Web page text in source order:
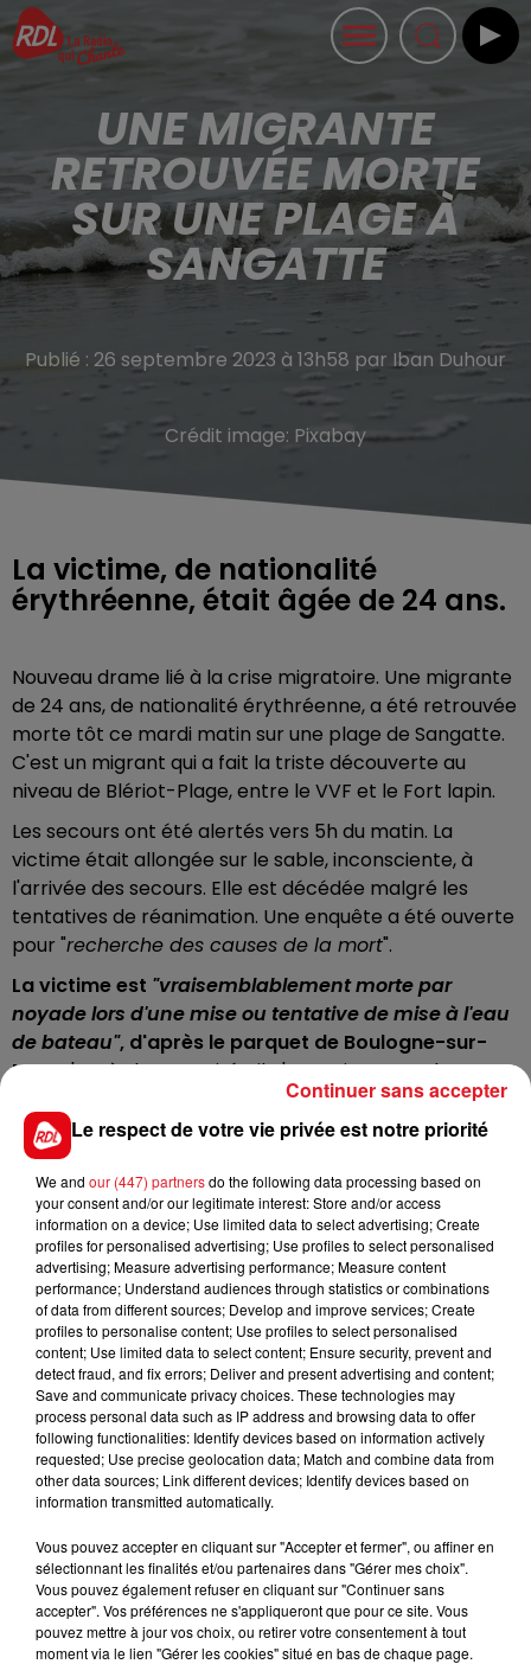
UNE MIGRANTE
RETROUVÉE MORTE
SUR UNE PLAGE À
SANGATTE
Publié : 26 septembre 2023 à 13h58 par Iban Duhour
Crédit image: Pixabay
La victime, de nationalité
érythréenne, était âgée de 24 ans.
Nouveau drame lié à la crise migratoire. Une migrante
de 24 ans, de nationalité érythréenne, a été retrouvée
morte tôt ce mardi matin sur une plage de Sangatte.
C'est un migrant qui a fait la triste découverte au
niveau de Blériot-Plage, entre le VVF et le Fort lapin.
Les secours ont été alertés vers 5h du matin. La
victime était allongée sur le sable, inconsciente, à
l'arrivée des secours. Elle est décédée malgré les
tentatives de réanimation. Une enquête a été ouverte
pour "recherche des causes de la mort".
La victime est "vraisemblablement morte par
noyade lors d'une mise ou tentative de mise à l'eau
de bateau", d'après le parquet de Boulogne-sur-
Mer. D'après les autorités, il n'y aurait pas eu de
naufrage cette nuit mais deux traversées ont été
signalées. Des tentatives de mise à l'eau ont
également été relevées.
FIL D'ACTUS
15 juillet 2026
VOLONTAIRE EN COURS, APRÈS LA...
Selon les premiers éléments, le logement servait
à des prostituées
Le respect de votre vie privée est notre priorité
We and our (447) partnersdo the following data processing based on
your consent and/or our legitimate interest: Store and/or access
information on a device; Use limited data to select advertising; Create
profiles for personalised advertising; Use profiles to select personalised
advertising; Measure advertising performance; Measure content
performance; Understand audiences through statistics or combinations
of data from different sources; Develop and improve services; Create
profiles to personalise content; Use profiles to select personalised
content; Use limited data to select content; Ensure security, prevent and
detect fraud, and fix errors; Deliver and present advertising and content;
Save and communicate privacy choices. These technologies may
process personal data such as IP address and browsing data to offer
following functionalities: Identify devices based on information actively
requested; Use precise geolocation data; Match and combine data from
other data sources; Link different devices; Identify devices based on
information transmitted automatically.
Vous pouvez accepter en cliquant sur "Accepter et fermer", ou affiner en
sélectionnant les finalités et/ou partenaires dans "Gérer mes choix".
Vous pouvez également refuser en cliquant sur "Continuer sans
accepter". Vos préférences ne s'appliqueront que pour ce site. Vous
pouvez mettre à jour vos choix, ou retirer votre consentement à tout
moment via le lien "Gérer les cookies" situé en bas de chaque page.
Continuer sans accepter